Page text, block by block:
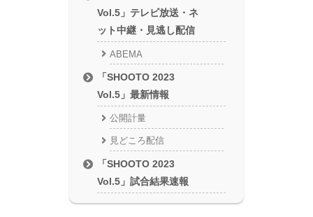
Vol.5」テレビ放送・ネ
ット中継・見逃し配信
ABEMA
「SHOOTO 2023
Vol.5」最新情報
公開計量
見どころ配信
「SHOOTO 2023
Vol.5」試合結果速報